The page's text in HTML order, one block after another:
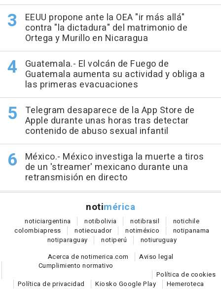
EEUU propone ante la OEA "ir más allá"
contra "la dictadura" del matrimonio de
Ortega y Murillo en Nicaragua
Guatemala.- El volcán de Fuego de
Guatemala aumenta su actividad y obliga a
las primeras evacuaciones
Telegram desaparece de la App Store de
Apple durante unas horas tras detectar
contenido de abuso sexual infantil
México.- México investiga la muerte a tiros
de un 'streamer' mexicano durante una
retransmisión en directo
notimérica
noticiargentina notibolivia notibrasil notichile
colombiapress notiecuador notiméxico notipanama
notiparaguay notiperú notiuruguay
Acerca de notimerica.com
Aviso legal
Cumplimiento normativo
Política de cookies
Política de privacidad
Kiosko Google Play
Hemeroteca